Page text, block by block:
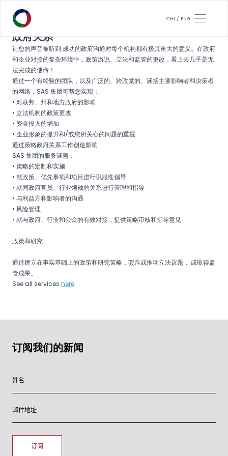
CHI ENG
政府关系
让您的声音被听到 成功的政府沟通对每个机构都有极其重大的意义。在政府
和企业对接的复杂环境中，政策游说、立法和监管的更改，看上去几乎是无
法完成的使命！
通过一个有经验的团队，以及广泛的、跨政党的、涵括主要影响者和决策者
的网络，SAS 集团可帮您实现：
• 对联邦、州和地方政府的影响
• 立法机构的政策更改
• 资金投入的增加
• 企业形象的提升和/或您所关心的问题的重视
通过策略政府关系工作创造影响
SAS 集团的服务涵盖：
• 策略的定制和实施
• 就政策、优先事项和项目进行说服性倡导
• 就同政府官员、行业领袖的关系进行管理和指导
• 与利益方和影响者的沟通
• 风险管理
• 就与政府、行业和公众的有效对接，提供策略审核和指导意见
政策和研究
通过建立在事实基础上的政策和研究策略，驳斥或推动立法议题， 或取得监
管成果。
See all services here.
订阅我们的新闻